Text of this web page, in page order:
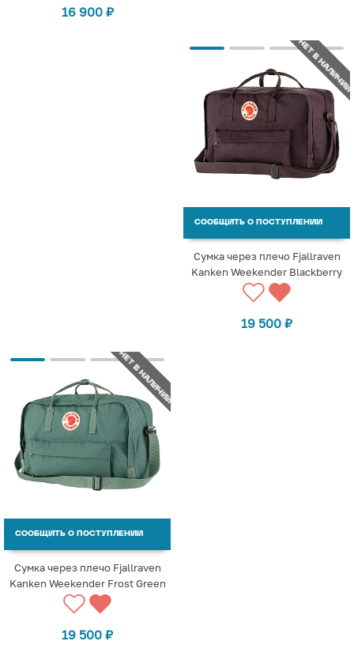
16 900 ₽
НЕТ В НАЛИЧИИ
СООБЩИТЬ О ПОСТУПЛЕНИИ
Сумка через плечо Fjallraven
Kаnken Weekender Blackberry
19 500 ₽
НЕТ В НАЛИЧИИ
СООБЩИТЬ О ПОСТУПЛЕНИИ
Сумка через плечо Fjallraven
Kаnken Weekender Frost Green
19 500 ₽